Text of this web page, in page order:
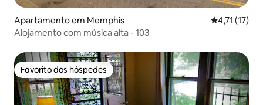
Apartamento em Memphis
4,71 (17)
Alojamento com música alta - 103
Favorito dos hóspedes
Favorito dos hóspedes